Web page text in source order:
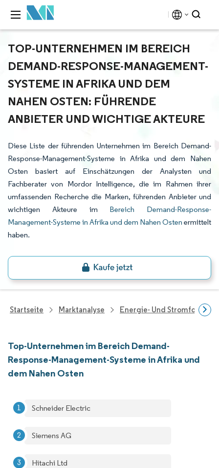
TOP-UNTERNEHMEN IM BEREICH
DEMAND-RESPONSE-MANAGEMENT-
SYSTEME IN AFRIKA UND DEM
NAHEN OSTEN: FÜHRENDE
ANBIETER UND WICHTIGE AKTEURE
Diese Liste der führenden Unternehmen im Bereich Demand-
Response-Management-Systeme in Afrika und dem Nahen
Osten basiert auf Einschätzungen der Analysten und
Fachberater von Mordor Intelligence, die im Rahmen ihrer
umfassenden Recherche die Marken, führenden Anbieter und
wichtigen Akteure im Bereich Demand-Response-
Management-Systeme in Afrika und dem Nahen Osten ermittelt
haben.
Startseite Marktanalyse Energie- Und
Top-Unternehmen im Bereich Demand-
Response-Management-Systeme in Afrika und
dem Nahen Osten
Schneider Electric
Siemens AG
Hitachi Ltd